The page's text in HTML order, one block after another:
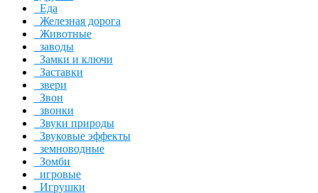
Еда
Железная дорога
Животные
заводы
Замки и ключи
Заставки
звери
Звон
звонки
Звуки природы
Звуковые эффекты
земноводные
Зомби
игровые
Игрушки